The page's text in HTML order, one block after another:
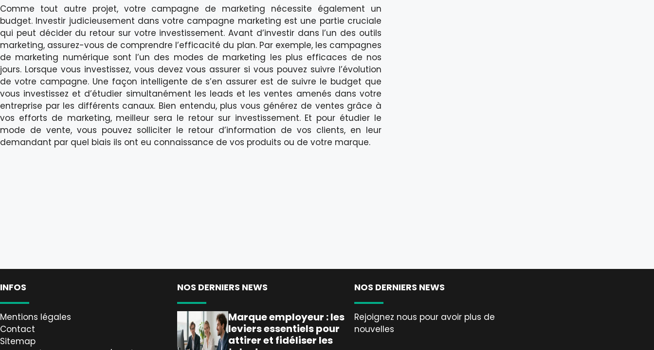
Comme tout autre projet, votre campagne de marketing nécessite également un
budget. Investir judicieusement dans votre campagne marketing est une partie cruciale
qui peut décider du retour sur votre investissement. Avant d’investir dans l’un des outils
marketing, assurez-vous de comprendre l’efficacité du plan. Par exemple, les campagnes
de marketing numérique sont l’un des modes de marketing les plus efficaces de nos
jours. Lorsque vous investissez, vous devez vous assurer si vous pouvez suivre l’évolution
de votre campagne. Une façon intelligente de s’en assurer est de suivre le budget que
vous investissez et d’étudier simultanément les leads et les ventes amenés dans votre
entreprise par les différents canaux. Bien entendu, plus vous générez de ventes grâce à
vos efforts de marketing, meilleur sera le retour sur investissement. Et pour étudier le
mode de vente, vous pouvez solliciter le retour d’information de vos clients, en leur
demandant par quel biais ils ont eu connaissance de vos produits ou de votre marque.
INFOS
Mentions légales
Contact
Sitemap
NOS DERNIERS NEWS
Marque employeur : les
leviers essentiels pour
attirer et fidéliser les
NOS DERNIERS NEWS
Rejoignez nous pour avoir plus de
nouvelles